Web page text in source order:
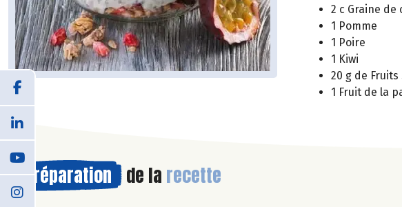
2 c Graine de
1 Pomme
1 Poire
1 Kiwi
20 g de Fruits
1 Fruit de la
Préparation de la recette